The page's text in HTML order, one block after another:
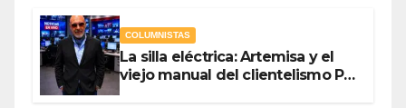
COLUMNISTAS
La silla eléctrica: Artemisa y el
viejo manual del clientelismo Por